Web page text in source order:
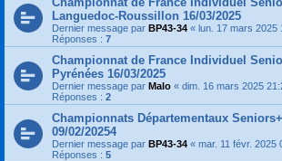
Languedoc-Roussillon 16/03/2025
Dernier message par BP43-34 « lun. 17 mars 2025
Réponses : 7
Championnat de France Individuel
Pyrénées 16/03/2025
Dernier message par Malo « dim. 16 mars 2025
Réponses : 2
Championnats Départementaux
09/02/20254
Dernier message par BP43-34 « mar. 11 févr. 2025
Réponses : 5